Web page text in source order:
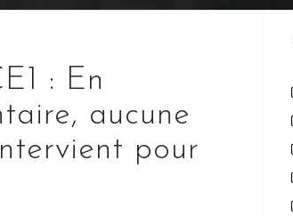
: En
aucune
pour